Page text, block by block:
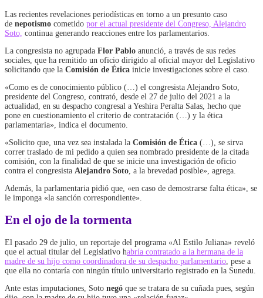
Las recientes revelaciones periodísticas en torno a un presunto caso
de nepotismo cometido por el actual presidente del Congreso, Alejandro
Soto, continua generando reacciones entre los parlamentarios.
La congresista no agrupada Flor Pablo anunció, a través de sus redes
sociales, que ha remitido un oficio dirigido al oficial mayor del Legislativo
solicitando que la Comisión de Ética inicie investigaciones sobre el caso.
«Como es de conocimiento público (…) el congresista Alejandro Soto,
presidente del Congreso, contrató, desde el 27 de julio del 2021 a la
actualidad, en su despacho congresal a Yeshira Peralta Salas, hecho que
pone en cuestionamiento el criterio de contratación (…) y la ética
parlamentaria», indica el documento.
«Solicito que, una vez sea instalada la Comisión de Ética (…), se sirva
correr traslado de mi pedido a quien sea nombrado presidente de la citada
comisión, con la finalidad de que se inicie una investigación de oficio
contra el congresista Alejandro Soto , a la brevedad posible», agrega.
Además, la parlamentaria pidió que, «en caso de demostrarse falta ética», se
le imponga «la sanción correspondiente».
En el ojo de la tormenta
El pasado 29 de julio, un reportaje del programa «Al Estilo Juliana» reveló
que el actual titular del Legislativo habría contratado a la hermana de la
madre de su hijo como coordinadora de su despacho parlamentario , pese a
que ella no contaría con ningún título universitario registrado en la Sunedu.
Ante estas imputaciones, Soto negó que se tratara de su cuñada pues, según